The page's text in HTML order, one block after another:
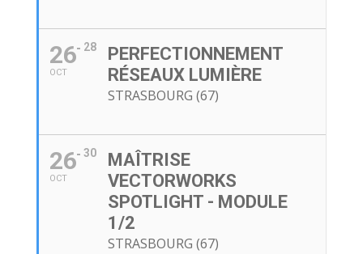
26
OCT
28
PERFECTIONNEMENT
RÉSEAUX LUMIÈRE
STRASBOURG (67)
26
OCT
30
MAÎTRISE
VECTORWORKS
SPOTLIGHT - MODULE
1/2
STRASBOURG (67)